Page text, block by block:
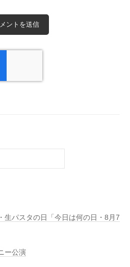
生パスタの日「今日は何の日・8月7
ー公演